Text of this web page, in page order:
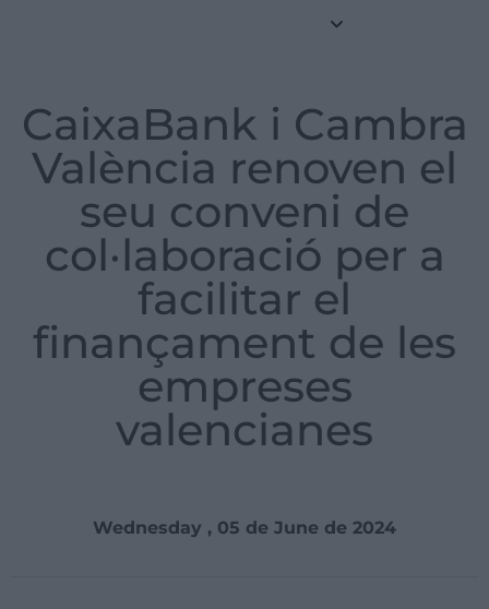
CaixaBank i Cambra
València renoven el
seu conveni de
col·laboració per a
facilitar el
finançament de les
empreses
valencianes
Wednesday , 05 de June de 2024